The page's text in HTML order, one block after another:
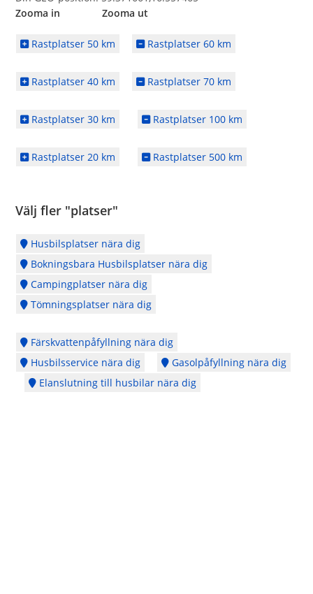
Zooma in Zooma ut
Rastplatser 50 km Rastplatser 60 km
Rastplatser 40 km Rastplatser 70 km
Rastplatser 30 km Rastplatser 100 km
Rastplatser 20 km Rastplatser 500 km
Välj fler "platser"
Husbilsplatser nära dig
Bokningsbara Husbilsplatser nära dig
Campingplatser nära dig
Tömningsplatser nära dig
Färskvattenpåfyllning nära dig
Husbilsservice nära dig
Gasolpåfyllning nära dig
Elanslutning till husbilar nära dig